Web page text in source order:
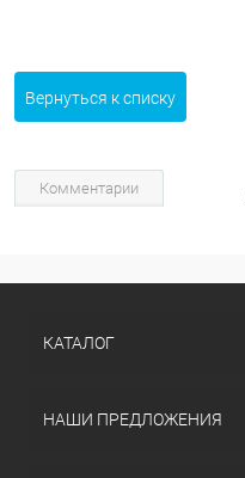
Вернуться к списку
Комментарии
КАТАЛОГ
НАШИ ПРЕДЛОЖЕНИЯ